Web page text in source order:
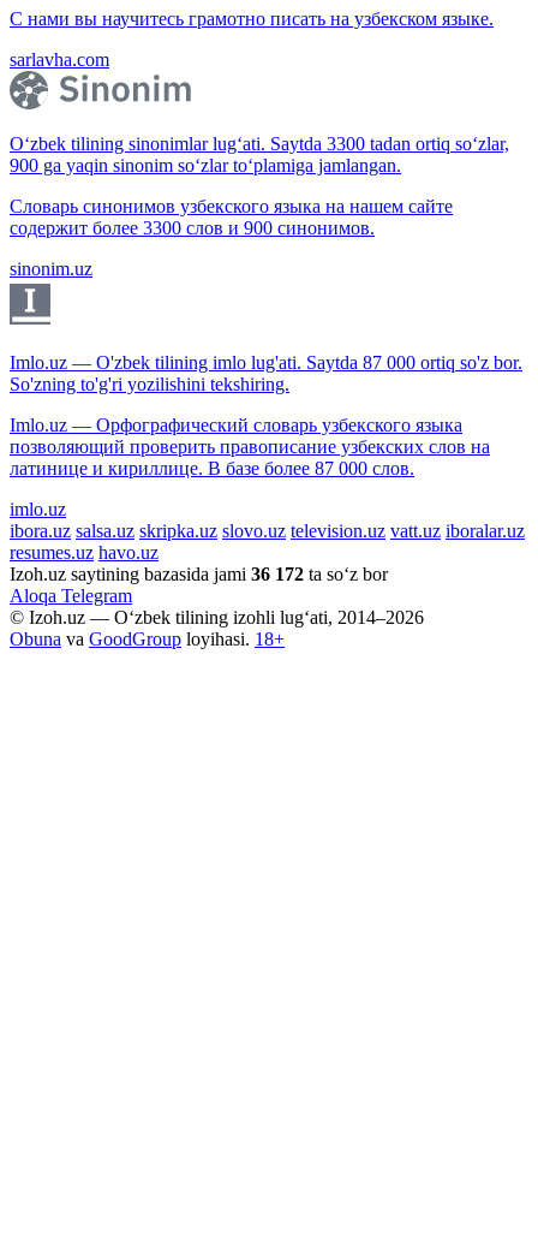
С нами вы научитесь грамотно писать на узбекском языке.
sarlavha.com
O‘zbek tilining sinonimlar lug‘ati. Saytda 3300 tadan ortiq so‘zlar,
900 ga yaqin sinonim so‘zlar to‘plamiga jamlangan.
Словарь синонимов узбекского языка на нашем сайте
содержит более 3300 слов и 900 синонимов.
sinonim.uz
Imlo.uz — O'zbek tilining imlo lug'ati. Saytda 87 000 ortiq so'z bor.
So'zning to'g'ri yozilishini tekshiring.
Imlo.uz — Орфографический словарь узбекского языка
позволяющий проверить правописание узбекских слов на
латинице и кириллице. В базе более 87 000 слов.
imlo.uz
ibora.uz salsa.uz skripka.uz slovo.uz television.uz vatt.uz iboralar.uz
resumes.uz havo.uz
Izoh.uz saytining bazasida jami 36 172 ta so‘z bor
Aloqa Telegram
© Izoh.uz — O‘zbek tilining izohli lug‘ati, 2014–2026
Obuna va GoodGroup loyihasi. 18+